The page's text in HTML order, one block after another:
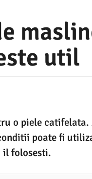
util
o piele
poate fi
il folosesti.